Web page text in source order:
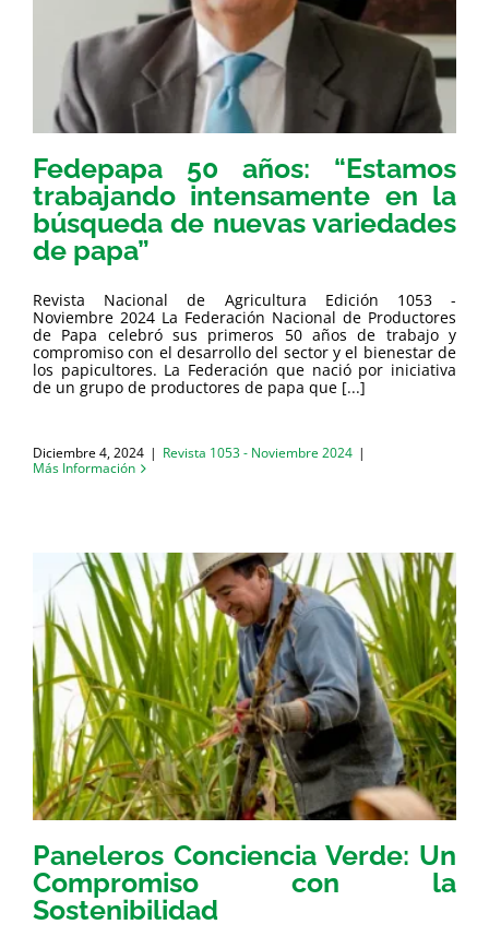
Fedepapa 50 años: “Estamos
trabajando intensamente en la
búsqueda de nuevas variedades
de papa”
Revista Nacional de Agricultura Edición 1053 -
Noviembre 2024 La Federación Nacional de Productores
de Papa celebró sus primeros 50 años de trabajo y
compromiso con el desarrollo del sector y el bienestar de
los papicultores. La Federación que nació por iniciativa
de un grupo de productores de papa que [...]
Diciembre 4, 2024 | Revista 1053 - Noviembre 2024 |
Más Información
Paneleros Conciencia Verde: Un
Compromiso con la
Sostenibilidad